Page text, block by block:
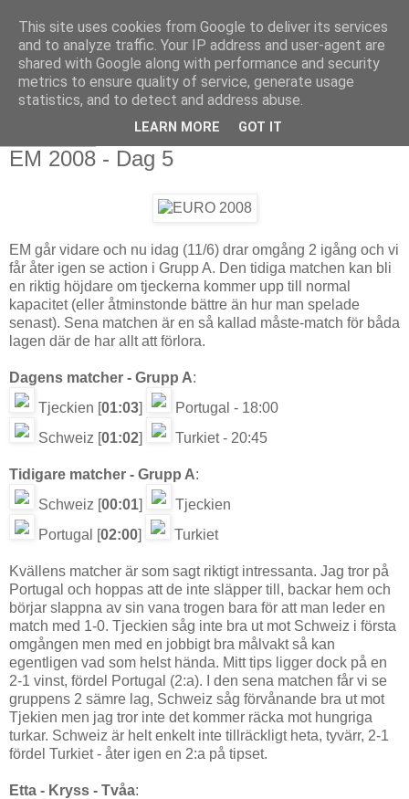
EM 2008 - Dag 5
EM går vidare och nu idag (11/6) drar omgång 2 igång och vi
får åter igen se action i Grupp A. Den tidiga matchen kan bli
en riktig höjdare om tjeckerna kommer upp till normal
kapacitet (eller åtminstonde bättre än hur man spelade
senast). Sena matchen är en så kallad måste-match för båda
lagen där de har allt att förlora.
Dagens matcher - Grupp A:
Tjeckien [01:03]
Portugal - 18:00
Schweiz [01:02] Turkiet - 20:45
Tidigare matcher - Grupp A:
Schweiz [00:01]
Tjeckien
Portugal [02:00] Turkiet
Kvällens matcher är som sagt riktigt intressanta. Jag tror på
Portugal och hoppas att de inte släpper till, backar hem och
börjar slappna av sin vana trogen bara för att man leder en
match med 1-0. Tjeckien såg inte bra ut mot Schweiz i första
omgången men med en jobbigt bra målvakt så kan
egentligen vad som helst hända. Mitt tips ligger dock på en
2-1 vinst, fördel Portugal (2:a). I den sena matchen får vi se
gruppens 2 sämre lag, Schweiz såg förvånande bra ut mot
Tjekien men jag tror inte det kommer räcka mot hungriga
turkar. Schweiz är helt enkelt inte tillräckligt heta, tyvärr, 2-1
fördel Turkiet - åter igen en 2:a på tipset.
Etta - Kryss - Tvåa:
This site uses cookies from Google to deliver its services
and to analyze traffic. Your IP address and user-agent are
shared with Google along with performance and security
metrics to ensure quality of service, generate usage
statistics, and to detect and address abuse.
LEARN MORE GOT IT